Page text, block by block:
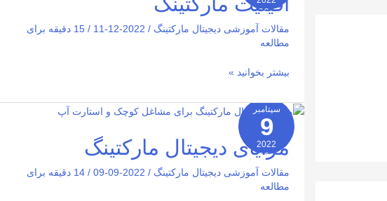
2026-01-
06
مقالات آموزشی دیجیتال مارکتینگ /
2022-12-11
/
15 دقیقه برای
مطالعه
بیشتر بخوانید »
سپتامبر
9
2022
2026-01-
06
مزایای دیجیتال مارکتینگ
مقالات آموزشی دیجیتال مارکتینگ /
2022-09-09
/
14 دقیقه برای
مطالعه
مزایای
دیجیتال
مارکتینگ